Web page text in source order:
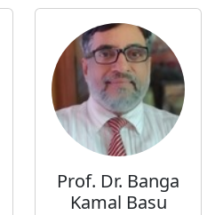
Prof. Dr. Banga
Kamal Basu